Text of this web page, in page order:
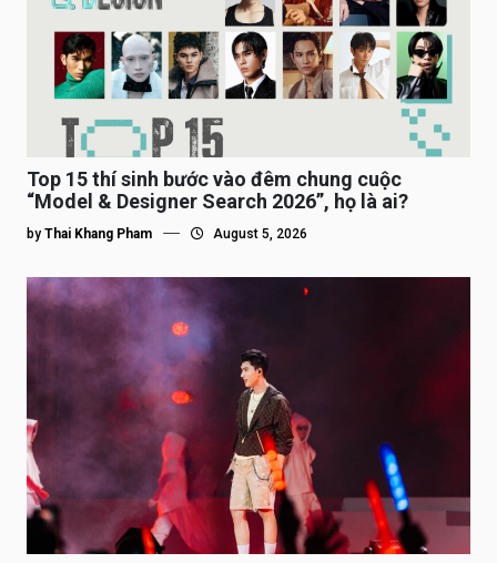
Top 15 thí sinh bước vào đêm chung cuộc
“Model & Designer Search 2026”, họ là ai?
by Thai Khang Pham August 5, 2026